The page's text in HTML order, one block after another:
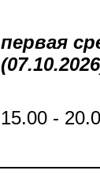
первая
15.00 -